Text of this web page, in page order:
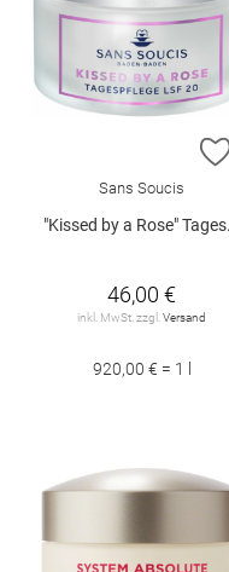
Sans Soucis
"Kissed by a Rose" Tagespflege LSF 20 50 ml
46,00 €
inkl. MwSt. zzgl. Versand
920,00 € = 1 l